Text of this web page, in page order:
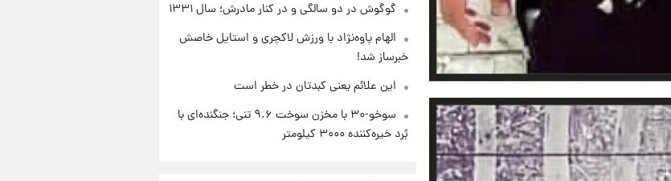
گوگوش در دو سالگی و در کنار مادرش؛ سال ۱۳۳۱
الهام پاوه‌نژاد با ورزش لاکچری و استایل خاصش
خبرساز شد!
این علائم یعنی کبدتان در خطر است
سوخو-۳۰ با مخزن سوخت ۹.۶ تنی؛ جنگنده‌ای با
بُرد خیره‌کننده ۳۰۰۰ کیلومتر